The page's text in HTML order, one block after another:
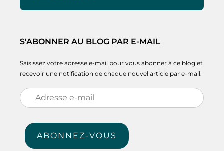
S'ABONNER AU BLOG PAR E-MAIL
Saisissez votre adresse e-mail pour vous abonner à ce blog et
recevoir une notification de chaque nouvel article par e-mail.
Adresse
e-
mail
ABONNEZ-VOUS